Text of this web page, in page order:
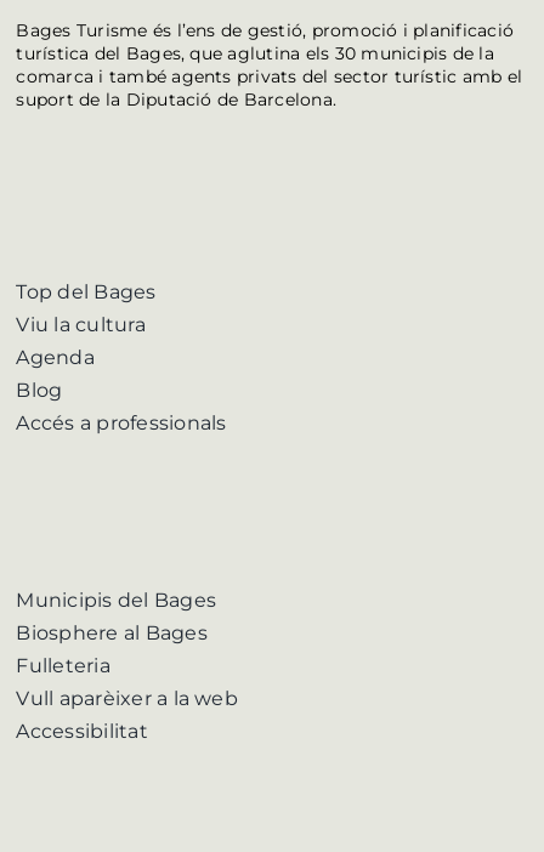
Bages Turisme és l’ens de gestió, promoció i planificació
turística del Bages, que aglutina els 30 municipis de la
comarca i també agents privats del sector turístic amb el
suport de la Diputació de Barcelona.
Top del Bages
Viu la cultura
Agenda
Blog
Accés a professionals
Municipis del Bages
Biosphere al Bages
Fulleteria
Vull aparèixer a la web
Accessibilitat